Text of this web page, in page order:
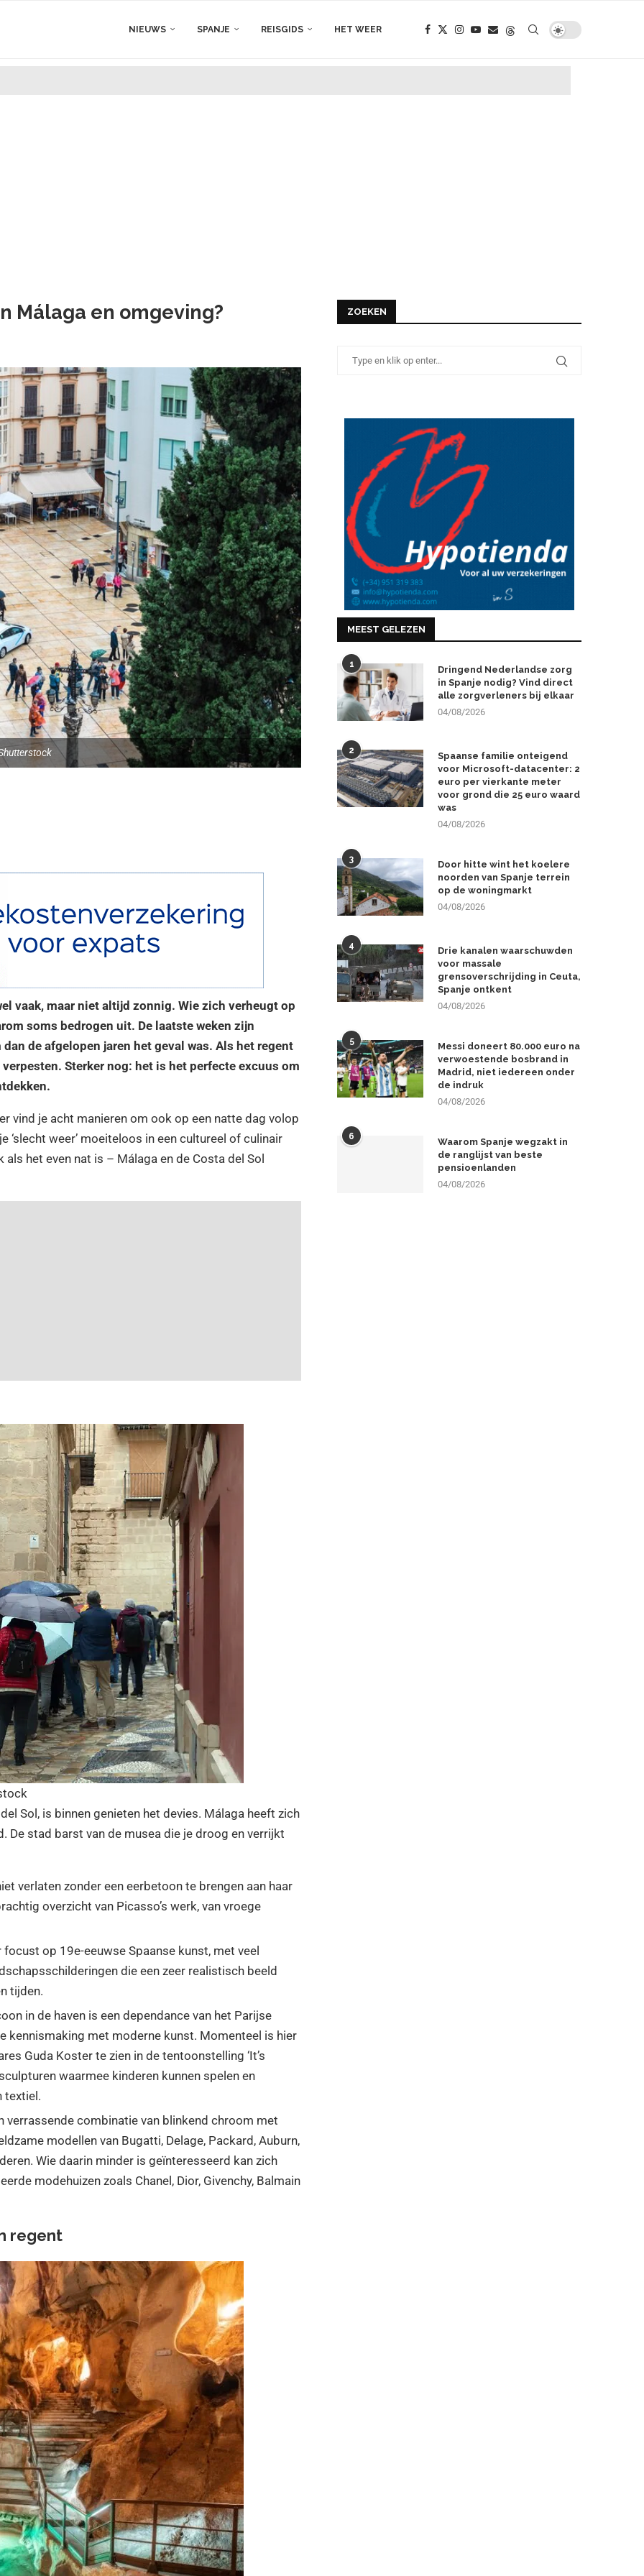
NIEUWS SPANJE REISGIDS HET WEER
Málaga en omgeving?
vaak, maar niet altijd zonnig. Wie zich verheugt op
soms bedrogen uit. De laatste weken zijn
de afgelopen jaren het geval was. Als het regent
Sterker nog: het is het perfecte excuus om
vind je acht manieren om ook op een natte dag volop
‘slecht weer’ moeiteloos in een cultureel of culinair
het even nat is – Málaga en de Costa del Sol
Sol, is binnen genieten het devies. Málaga heeft zich
stad barst van de musea die je droog en verrijkt
verlaten zonder een eerbetoon te brengen aan haar
overzicht van Picasso’s werk, van vroege
op 19e-eeuwse Spaanse kunst, met veel
die een zeer realistisch beeld
tijden.
in de haven is een dependance van het Parijse
kennismaking met moderne kunst. Momenteel is hier
Guda Koster te zien in de tentoonstelling ‘It’s
waarmee kinderen kunnen spelen en
textiel.
verrassende combinatie van blinkend chroom met
modellen van Bugatti, Delage, Packard, Auburn,
Wie daarin minder is geïnteresseerd kan zich
modehuizen zoals Chanel, Dior, Givenchy, Balmain
regent
ZOEKEN
MEEST GELEZEN
1
Dringend Nederlandse zorg
in Spanje nodig? Vind direct
alle zorgverleners bij elkaar
04/08/2026
2
Spaanse familie onteigend
voor Microsoft-datacenter: 2
euro per vierkante meter
voor grond die 25 euro waard
was
04/08/2026
3
Door hitte wint het koelere
noorden van Spanje terrein
op de woningmarkt
04/08/2026
4
Drie kanalen waarschuwden
voor massale
grensoverschrijding in Ceuta,
Spanje ontkent
04/08/2026
5
Messi doneert 80.000 euro na
verwoestende bosbrand in
Madrid, niet iedereen onder
de indruk
04/08/2026
6
Waarom Spanje wegzakt in
de ranglijst van beste
pensioenlanden
04/08/2026